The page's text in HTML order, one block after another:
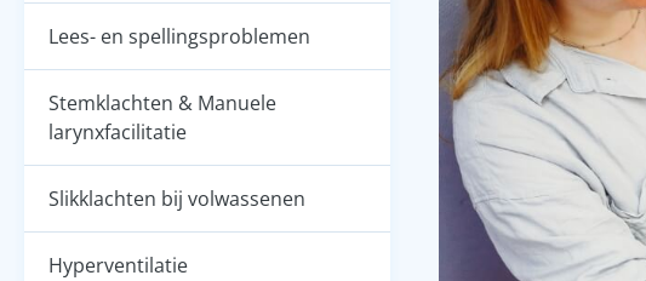
Lees- en spellingsproblemen
Stemklachten & Manuele
larynxfacilitatie
Slikklachten bij volwassenen
Hyperventilatie